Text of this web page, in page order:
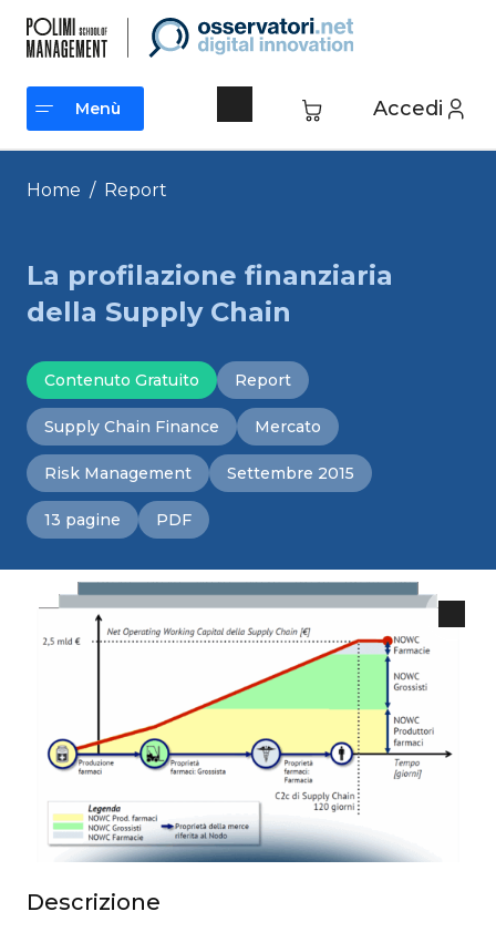
contenuto
Accedi
Menù
Menù
Home / Report
La profilazione finanziaria
della Supply Chain
Contenuto Gratuito Report
Supply Chain Finance Mercato
Risk Management Settembre 2015
13 pagine PDF
Descrizione